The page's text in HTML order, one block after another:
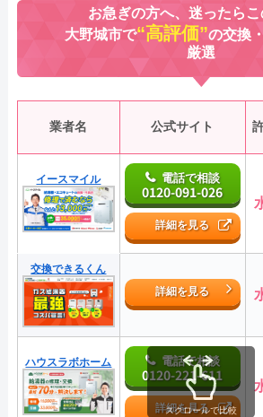
お急ぎの方へ、迷ったら
大野城市で“高評価”の交換
厳選
業者名 公式サイト
イースマイル 電話で相談
0120-091-026
詳細を見る
交換できるくん
詳細を見る
ハウスラボホーム 電話で相談
0120-221-611
詳細を見る
スクロールで比較